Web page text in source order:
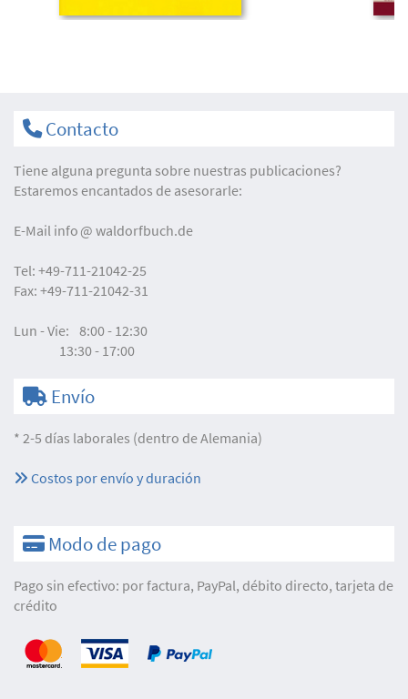
Contacto
Tiene alguna pregunta sobre nuestras publicaciones?
Estaremos encantados de asesorarle:
E-Mail info waldorfbuch.de
Tel: +49-711-21042-25
Fax: +49-711-21042-31
Lun - Vie: 8:00 - 12:30
13:30 - 17:00
Envío
* 2-5 días laborales (dentro de Alemania)
Costos por envío y duración
Modo de pago
Pago sin efectivo: por factura, PayPal, débito directo, tarjeta de
crédito